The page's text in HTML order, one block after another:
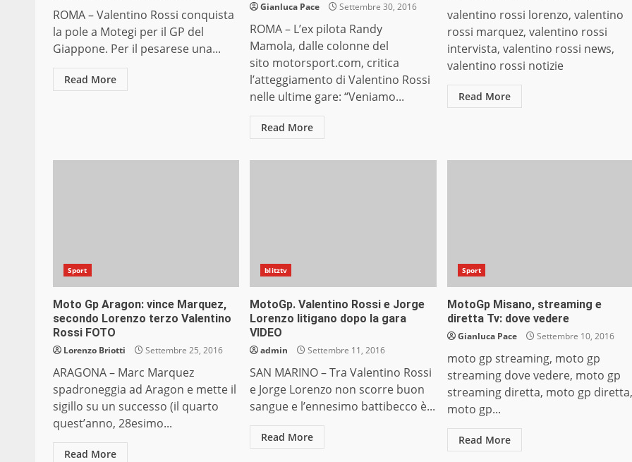
ROMA – Valentino Rossi conquista
la pole a Motegi per il GP del
Giappone. Per il pesarese una...
Read More
Gianluca Pace Settembre 30, 2016
ROMA – L’ex pilota Randy
Mamola, dalle colonne del
sito motorsport.com, critica
l’atteggiamento di Valentino Rossi
nelle ultime gare: “Veniamo...
Read More
valentino rossi lorenzo, valentino
rossi marquez, valentino rossi
intervista, valentino rossi news,
valentino rossi notizie
Read More
Sport
Moto Gp Aragon: vince Marquez,
secondo Lorenzo terzo Valentino
Rossi FOTO
Lorenzo Briotti Settembre 25, 2016
ARAGONA – Marc Marquez
spadroneggia ad Aragon e mette il
sigillo su un successo (il quarto
quest’anno, 28esimo...
Read More
blitztv
MotoGp. Valentino Rossi e Jorge
Lorenzo litigano dopo la gara
VIDEO
admin Settembre 11, 2016
SAN MARINO – Tra Valentino Rossi
e Jorge Lorenzo non scorre buon
sangue e l’ennesimo battibecco è...
Read More
Sport
MotoGp Misano, streaming e
diretta Tv: dove vedere
Gianluca Pace Settembre 10, 2016
moto gp streaming, moto gp
streaming dove vedere, moto gp
streaming diretta, moto gp diretta,
moto gp...
Read More